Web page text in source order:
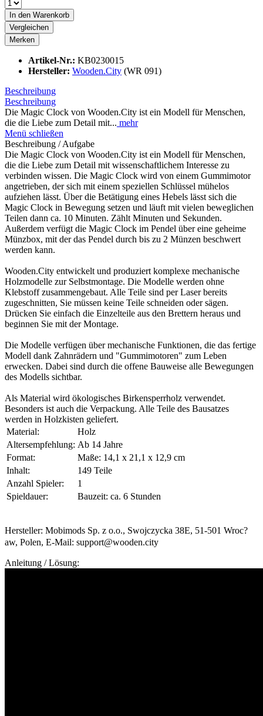
In den Warenkorb
Vergleichen
Merken
Artikel-Nr.: KB0230015
Hersteller: Wooden.City (WR 091)
Beschreibung
Beschreibung
Die Magic Clock von Wooden.City ist ein Modell für Menschen,
die die Liebe zum Detail mit... mehr
Menü schließen
Beschreibung / Aufgabe
Die Magic Clock von Wooden.City ist ein Modell für Menschen,
die die Liebe zum Detail mit wissenschaftlichem Interesse zu
verbinden wissen. Die Magic Clock wird von einem Gummimotor
angetrieben, der sich mit einem speziellen Schlüssel mühelos
aufziehen lässt. Über die Betätigung eines Hebels lässt sich die
Magic Clock in Bewegung setzen und läuft mit vielen beweglichen
Teilen dann ca. 10 Minuten. Zählt Minuten und Sekunden.
Außerdem verfügt die Magic Clock im Pendel über eine geheime
Münzbox, mit der das Pendel durch bis zu 2 Münzen beschwert
werden kann.
Wooden.City entwickelt und produziert komplexe mechanische
Holzmodelle zur Selbstmontage. Die Modelle werden ohne
Klebstoff zusammengebaut. Alle Teile sind per Laser bereits
zugeschnitten, Sie müssen keine Teile schneiden oder sägen.
Drücken Sie einfach die Einzelteile aus den Brettern heraus und
beginnen Sie mit der Montage.
Die Modelle verfügen über mechanische Funktionen, die das fertige
Modell dank Zahnrädern und "Gummimotoren" zum Leben
erwecken. Dabei sind durch die offene Bauweise alle Bewegungen
des Modells sichtbar.
Als Material wird ökologisches Birkensperrholz verwendet.
Besonders ist auch die Verpackung. Alle Teile des Bausatzes
werden in Holzkisten geliefert.
Material:
Holz
Altersempfehlung: Ab 14 Jahre
Format:
Maße: 14,1 x 21,1 x 12,9 cm
Inhalt:
149 Teile
Anzahl Spieler:
1
Spieldauer:
Bauzeit: ca. 6 Stunden
Hersteller: Mobimods Sp. z o.o., Swojczycka 38E, 51-501 Wroc?
aw, Polen, E-Mail: support@wooden.city
Anleitung / Lösung: